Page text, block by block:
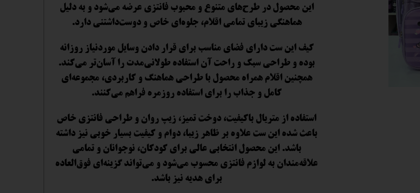
این محصول در طرح‌های متنوع و محبوب فانتزی عرضه می‌شود و به دلیل
هماهنگی زیبای تمامی اقلام، جلوه‌ای خاص و دوست‌داشتنی دارد.
کیف این ست دارای فضای مناسب برای قرار دادن وسایل موردنیاز روزانه
بوده و طراحی سبک و راحت آن استفاده طولانی‌مدت را آسان‌تر می‌کند.
همچنین اقلام همراه محصول با طراحی هماهنگ و کاربردی، مجموعه‌ای
کامل و جذاب را برای استفاده روزمره فراهم می‌کنند.
استفاده از متریال باکیفیت، دوخت تمیز، زیپ روان و طراحی فانتزی خاص
باعث شده این ست علاوه بر ظاهر زیبا، دوام و کیفیت بسیار خوبی نیز داشته
باشد. این محصول انتخابی عالی برای کودکان، نوجوانان و تمامی
علاقه‌مندان به لوازم فانتزی محسوب می‌شود و می‌تواند گزینه‌ای فوق‌العاده
برای هدیه نیز باشد.